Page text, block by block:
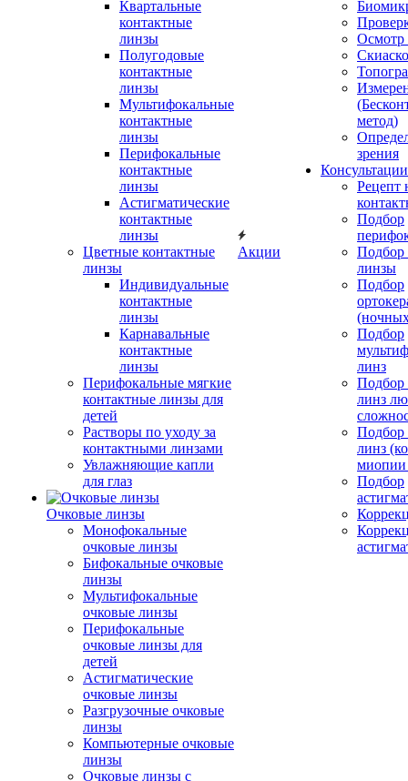
Квартальные
контактные
линзы
Полугодовые
контактные
линзы
Мультифокальные
контактные
линзы
Перифокальные
контактные
линзы
Астигматические
контактные
линзы
Цветные контактные
линзы
Индивидуальные
контактные
линзы
Карнавальные
контактные
линзы
Перифокальные мягкие
контактные линзы для
детей
Растворы по уходу за
контактными линзами
Увлажняющие капли
для глаз
Очковые линзы
Монофокальные
очковые линзы
Бифокальные очковые
линзы
Мультифокальные
очковые линзы
Перифокальные
очковые линзы для
детей
Астигматические
очковые линзы
Разгрузочные очковые
линзы
Компьютерные очковые
линзы
Очковые линзы с
Акции
Осмотр
метод)
зрения
Рецепт
Подбор
Подбор
линзы
Подбор
Подбор
линз
Подбор
линз
Подбор
линз
миопии
Подбор